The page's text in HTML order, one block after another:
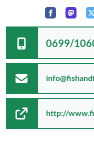
0699/
http://